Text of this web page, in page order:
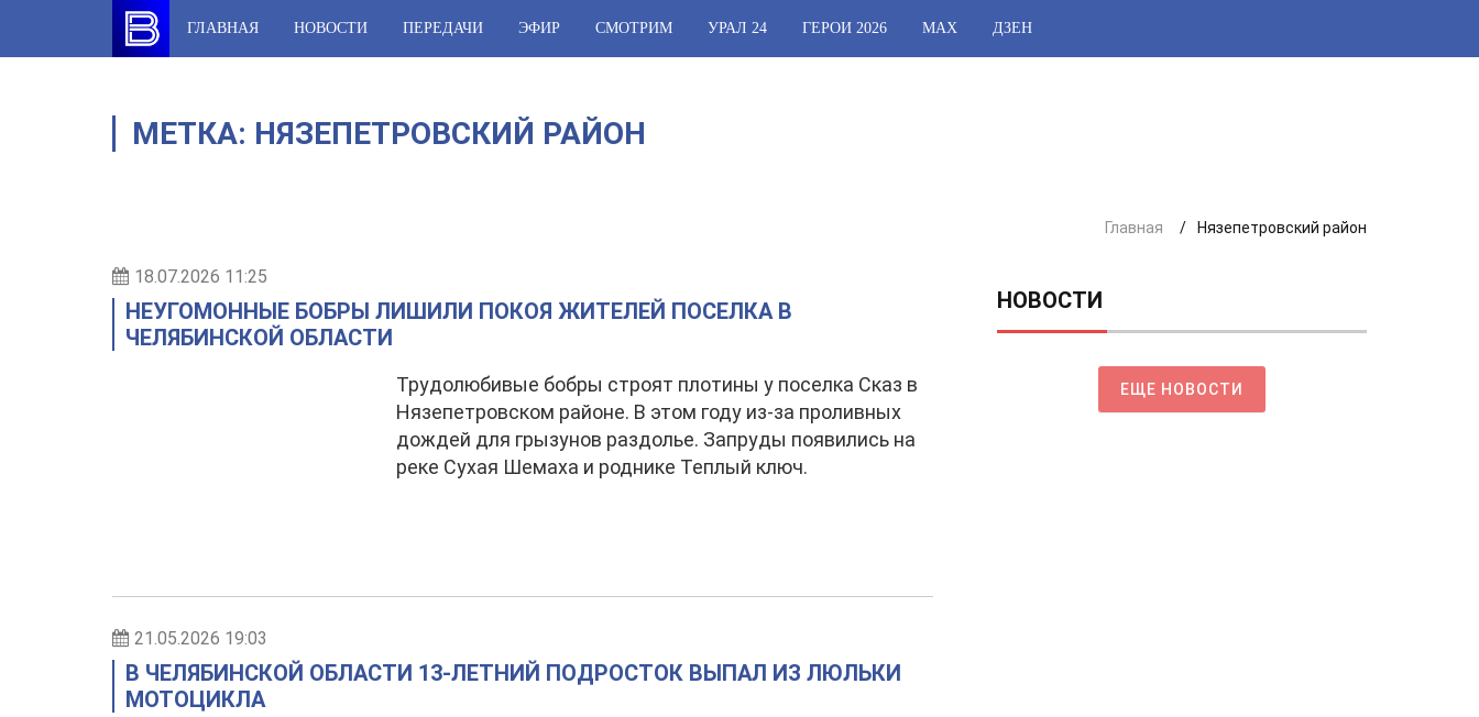
content
ГЛАВНАЯ НОВОСТИ ПЕРЕДАЧИ ЭФИР СМОТРИМ УРАЛ 24 ГЕРОИ 2026 МАХ ДЗЕН
МЕТКА: НЯЗЕПЕТРОВСКИЙ РАЙОН
Главная Нязепетровский район
18.07.2026 11:25
НЕУГОМОННЫЕ БОБРЫ ЛИШИЛИ ПОКОЯ ЖИТЕЛЕЙ ПОСЕЛКА В
ЧЕЛЯБИНСКОЙ ОБЛАСТИ
Трудолюбивые бобры строят плотины у поселка Сказ в
Нязепетровском районе. В этом году из-за проливных
дождей для грызунов раздолье. Запруды появились на
реке Сухая Шемаха и роднике Теплый ключ.
21.05.2026 19:03
В ЧЕЛЯБИНСКОЙ ОБЛАСТИ 13-ЛЕТНИЙ ПОДРОСТОК ВЫПАЛ ИЗ ЛЮЛЬКИ
МОТОЦИКЛА
НОВОСТИ
ЕЩЕ НОВОСТИ